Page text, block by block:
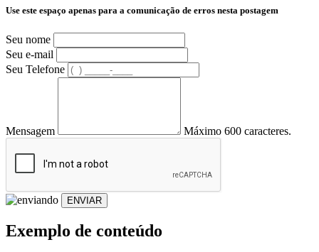
Use este espaço apenas para a comunicação de erros nesta postagem
Seu nome
Seu e-mail
Seu Telefone
Mensagem Máximo 600 caracteres.
ENVIAR
Exemplo de conteúdo